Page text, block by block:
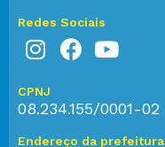
Redes Sociais
CPNJ
08.234.155/0001-02
Endereço da prefeitura